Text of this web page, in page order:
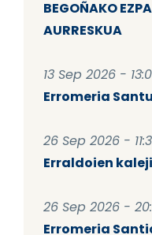
BEGOÑAKO
AURRESKUA
13 Sep 2026 -
Erromeria
26 Sep 2026 -
Erraldoien
26 Sep 2026 -
Erromeria